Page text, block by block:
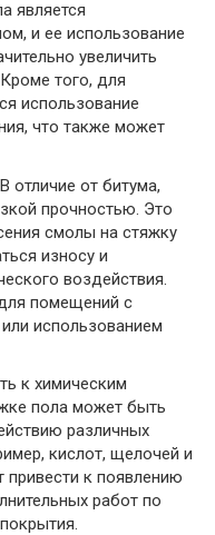
является
и ее использование
увеличить
того, для
использование
что также может
отличие от битума,
прочностью. Это
смолы на стяжку
износу и
воздействия.
помещений с
использованием
к химическим
пола может быть
различных
кислот, щелочей и
привести к появлению
работ по